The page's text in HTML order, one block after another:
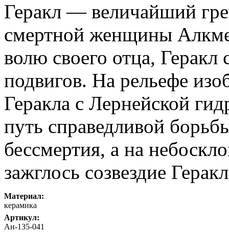
Геракл — величайший
смертной женщины
волю своего отца,
подвигов. На рельефе
Геракла с Лернейской
путь справедливой
бессмертия, а на
зажглось созвездие
Материал:
керамика
Артикул:
Ан-135-041